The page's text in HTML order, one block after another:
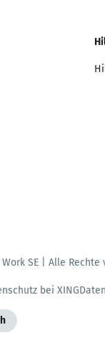
SE | Alle Rechte
bei XING